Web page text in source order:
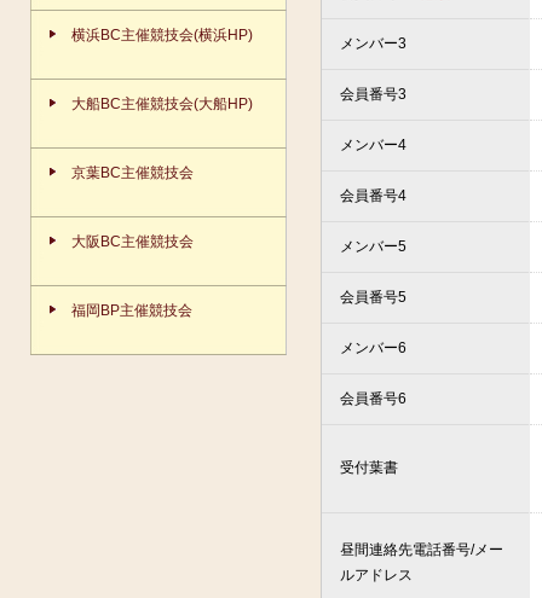
横浜BC主催競技会(横浜HP)
大船BC主催競技会(大船HP)
京葉BC主催競技会
大阪BC主催競技会
福岡BP主催競技会
メンバー3
会員番号3
メンバー4
会員番号4
メンバー5
会員番号5
メンバー6
会員番号6
受付葉書
昼間連絡先電話番号/メー
ルアドレス